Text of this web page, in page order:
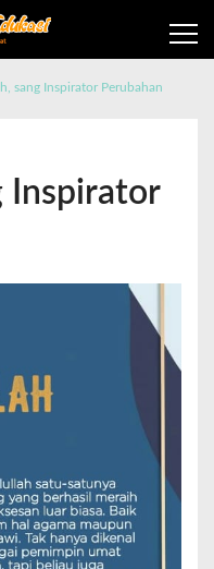
sang Inspirator Perubahan
Inspirator